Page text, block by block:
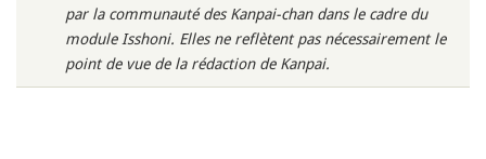
par la communauté des Kanpai-chan dans le cadre du
module Isshoni. Elles ne reflètent pas nécessairement le
point de vue de la rédaction de Kanpai.